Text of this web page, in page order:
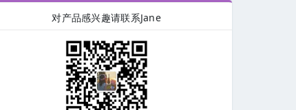
对产品感兴趣请联系Jane